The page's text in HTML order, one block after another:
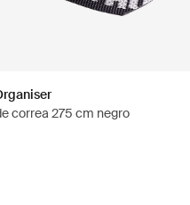
correa 275 cm negro